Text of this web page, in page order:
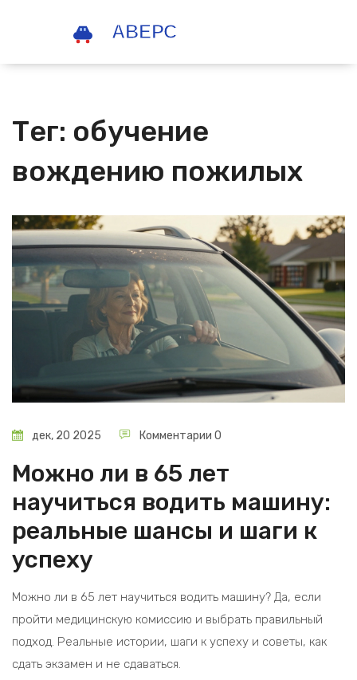
Тег: обучение
вождению пожилых
дек, 20 2025 Комментарии 0
Можно ли в 65 лет
научиться водить машину:
реальные шансы и шаги к
успеху
Можно ли в 65 лет научиться водить машину? Да, если
пройти медицинскую комиссию и выбрать правильный
подход. Реальные истории, шаги к успеху и советы, как
сдать экзамен и не сдаваться.